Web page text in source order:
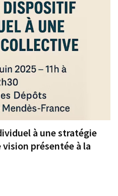
à une stratégie
présentée à la